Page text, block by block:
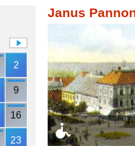
2
9
16
23
Janus